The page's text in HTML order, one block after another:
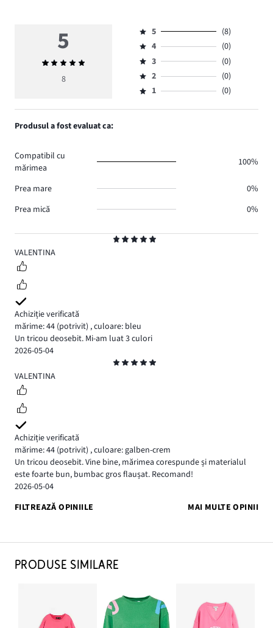
5
VALENTINA
Achiziție verificată
mărime: 44 (potrivit) ,culoare: bleu
Un tricou deosebit. Mi-am luat 3 culori
2026-05-04
5
VALENTINA
Achiziție verificată
mărime: 44 (potrivit) ,culoare: galben-crem
Un tricou deosebit. Vine bine, mărimea corespunde și materialul
este foarte bun, bumbac gros flaușat. Recomand!
2026-05-04
FILTREAZĂ OPINIILE
MAI MULTE OPINII
5
Evaluarea
medie
8
Evaluare
5,
numărul
de
voturi
8.
5
(8)
Evaluare
4,
numărul
de
0.
4
(0)
Evaluare
3,
numărul
3
(0)
Evaluare
2,
2
(0)
Evaluare
1,
1 (0)
Produsul a fost evaluat ca:
Compatibil cu
mărimea
100%
Prea mare
0%
Prea mică
0%
PRODUSE SIMILARE